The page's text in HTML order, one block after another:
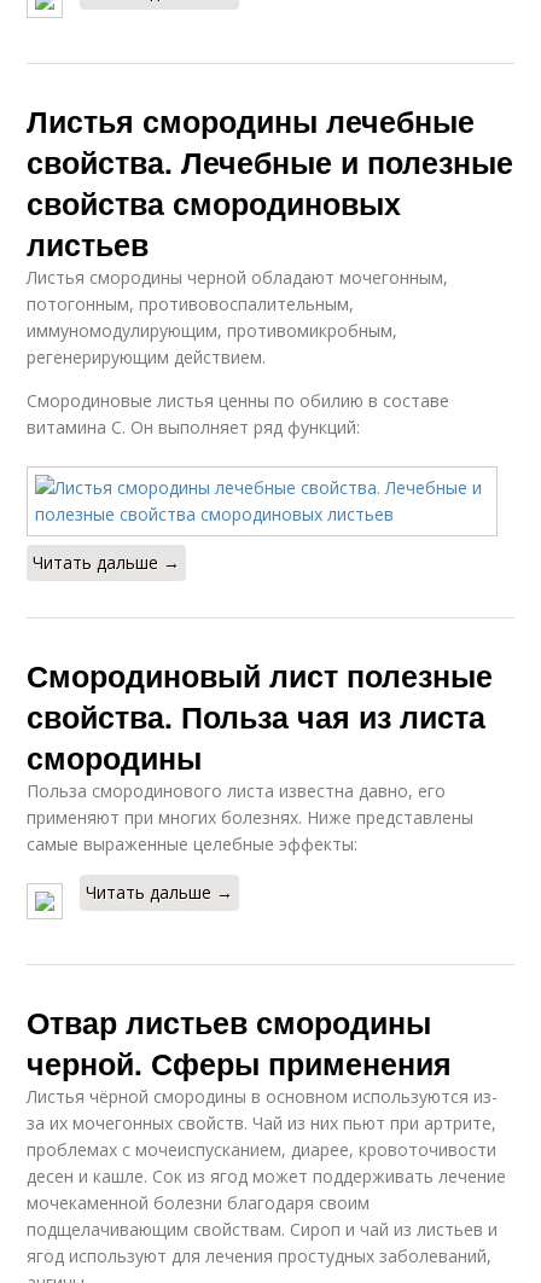
Листья смородины лечебные
свойства. Лечебные и полезные
свойства смородиновых
листьев
Листья смородины черной обладают мочегонным,
потогонным, противовоспалительным,
иммуномодулирующим, противомикробным,
регенерирующим действием.
Смородиновые листья ценны по обилию в составе
витамина С. Он выполняет ряд функций:
Читать дальше →
Смородиновый лист полезные
свойства. Польза чая из листа
смородины
Польза смородинового листа известна давно, его
применяют при многих болезнях. Ниже представлены
самые выраженные целебные эффекты:
Читать дальше →
Отвар листьев смородины
черной. Сферы применения
Листья чёрной смородины в основном используются из-
за их мочегонных свойств. Чай из них пьют при артрите,
проблемах с мочеиспусканием, диарее, кровоточивости
десен и кашле. Сок из ягод может поддерживать лечение
мочекаменной болезни благодаря своим
подщелачивающим свойствам. Сироп и чай из листьев и
ягод используют для лечения простудных заболеваний,